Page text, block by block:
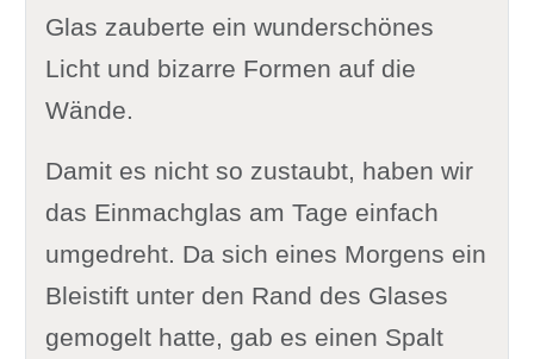
Glas zauberte ein wunderschönes
Licht und bizarre Formen auf die
Wände.
Damit es nicht so zustaubt, haben wir
das Einmachglas am Tage einfach
umgedreht. Da sich eines Morgens ein
Bleistift unter den Rand des Glases
gemogelt hatte, gab es einen Spalt